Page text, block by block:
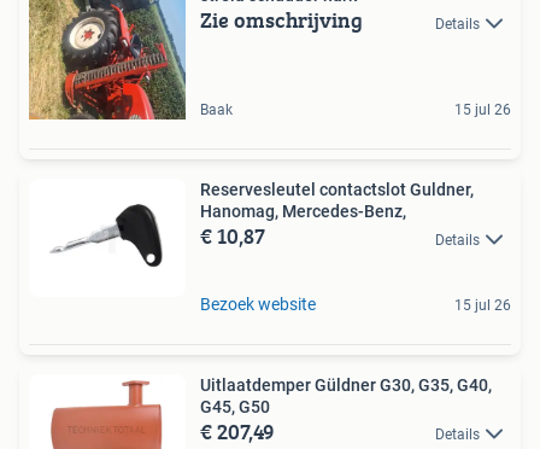
Zie omschrijving Details
Baak 15 jul 26
Reservesleutel contactslot Guldner,
Hanomag, Mercedes-Benz,
€ 10,87 Details
Bezoek website 15 jul 26
Uitlaatdemper Güldner G30, G35, G40,
G45, G50
€ 207,49 Details